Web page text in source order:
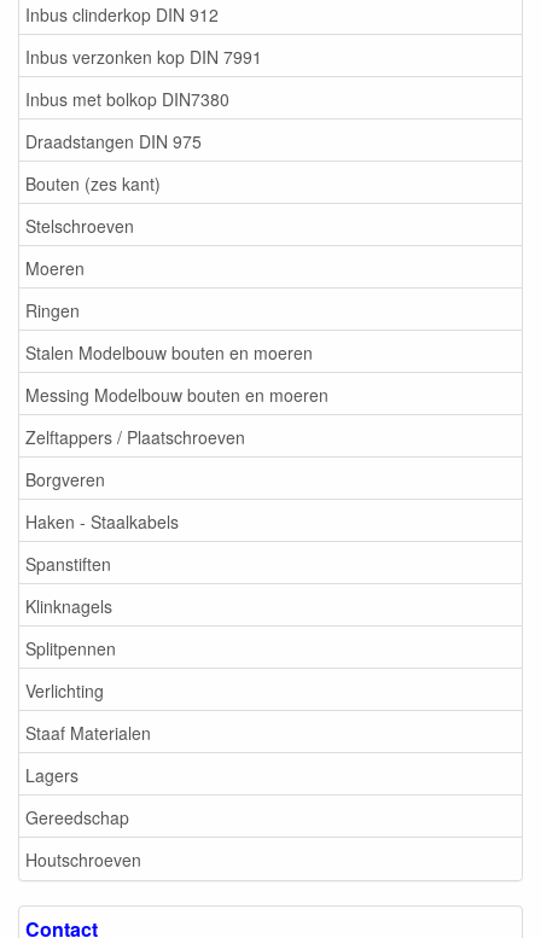
Inbus clinderkop DIN 912
Inbus verzonken kop DIN 7991
Inbus met bolkop DIN7380
Draadstangen DIN 975
Bouten (zes kant)
Stelschroeven
Moeren
Ringen
Stalen Modelbouw bouten en moeren
Messing Modelbouw bouten en moeren
Zelftappers / Plaatschroeven
Borgveren
Haken - Staalkabels
Spanstiften
Klinknagels
Splitpennen
Verlichting
Staaf Materialen
Lagers
Gereedschap
Houtschroeven
Contact